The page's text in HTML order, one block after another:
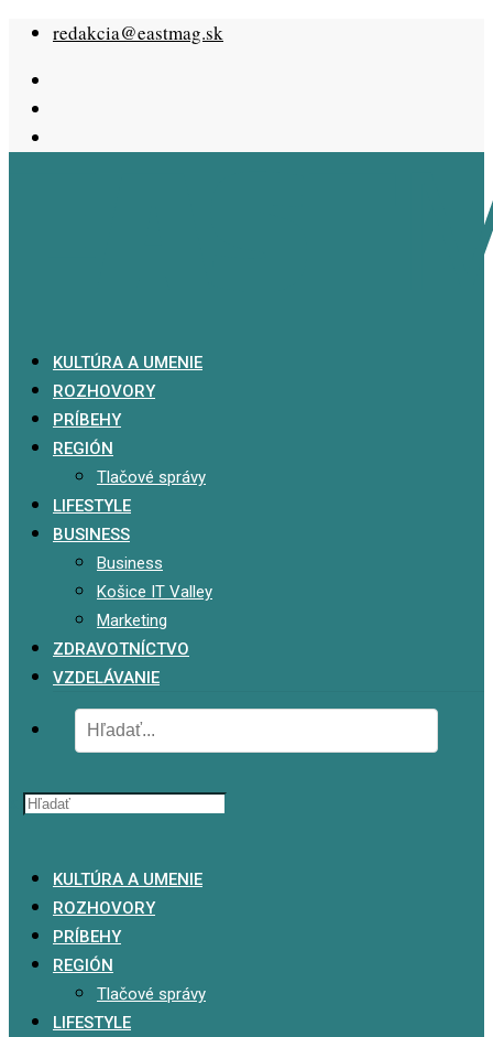
Skip
content
redakcia@eastmag.sk
KULTÚRA A UMENIE
ROZHOVORY
PRÍBEHY
REGIÓN
Tlačové správy
LIFESTYLE
BUSINESS
Business
Košice IT Valley
Marketing
ZDRAVOTNÍCTVO
VZDELÁVANIE
KULTÚRA A UMENIE
ROZHOVORY
PRÍBEHY
REGIÓN
Tlačové správy
LIFESTYLE